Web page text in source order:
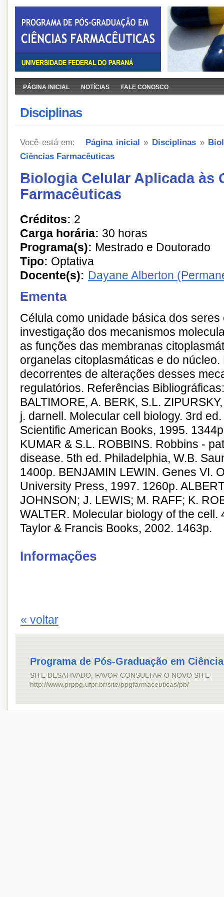
PÁGINA INICIAL NOTÍCIAS FALE CONOSCO
Disciplinas
Você está em: Página inicial » Disciplinas »
Ciências Farmacêuticas
Biologia Celular Aplicada às
Farmacêuticas
Créditos: 2
Carga horária: 30 horas
Programa(s): Mestrado e Doutorado
Tipo: Optativa
Docente(s): Dayane Alberton
Ementa
Célula como unidade básica dos seres
investigação dos mecanismos
as funções das membranas
organelas citoplasmáticas e do núcleo.
decorrentes de alterações desses
regulatórios. Referências
BALTIMORE, A. BERK, S.L.
j. darnell. Molecular cell biology. 3rd
Scientific American Books, 1995.
KUMAR & S.L. ROBBINS. Robbins -
disease. 5th ed. Philadelphia, W.B.
1400p. BENJAMIN LEWIN. Genes VI.
University Press, 1997. 1260p.
JOHNSON; J. LEWIS; M. RAFF; K.
WALTER. Molecular biology of the cell.
Taylor & Francis Books, 2002. 1463p.
Informações
« voltar
Programa de Pós-Graduação em
SITE DESATIVADO, FAVOR CONSULTAR O NOVO SITE
http://www.prppg.ufpr.br/site/ppgfarmaceuticas/pb/